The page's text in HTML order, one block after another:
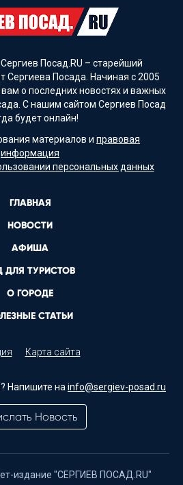
Посад.RU – старейший
Сергиева Посада. Начиная с 2005
о последних новостях и важных
С нашим сайтом Сергиев Посад
будет онлайн!
материалов и правовая
информация
персональных данных
ГЛАВНАЯ
НОВОСТИ
АФИША
ДЛЯ ТУРИСТОВ
О ГОРОДЕ
СТАТЬИ
Карта сайта
Напишите наinfo@sergiev-posad.ru
Новость
издание "СЕРГИЕВ ПОСАД.RU"